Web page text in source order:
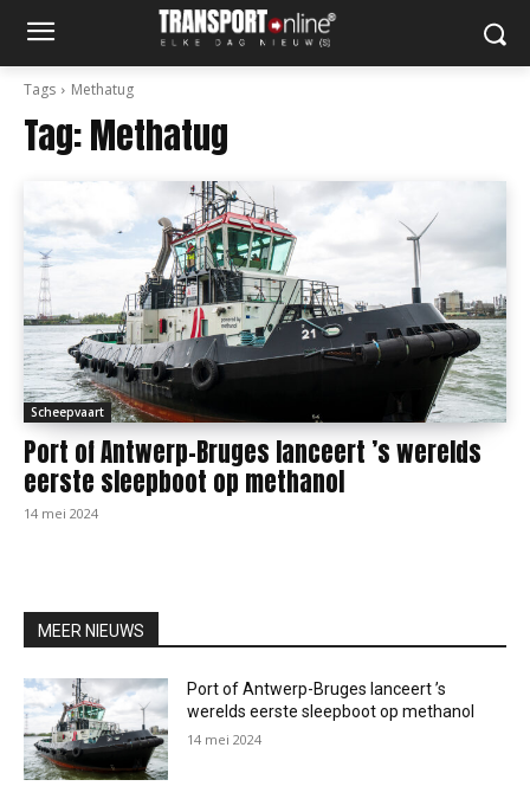
Tags Methatug
Tag:Methatug
Scheepvaart
Port of Antwerp-Bruges lanceert ’s werelds
eerste sleepboot op methanol
14 mei 2024
MEER NIEUWS
Port of Antwerp-Bruges lanceert ’s
werelds eerste sleepboot op methanol
14 mei 2024